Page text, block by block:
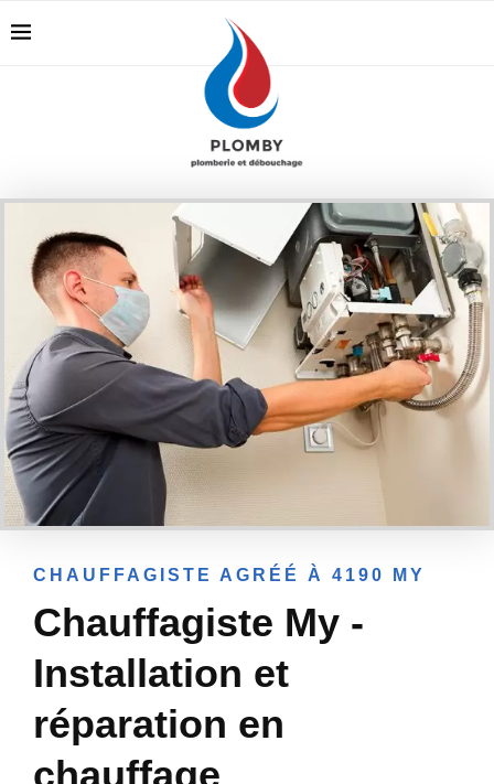
CHAUFFAGISTE AGRÉÉ À 4190 MY
Chauffagiste My -
Installation et
réparation en